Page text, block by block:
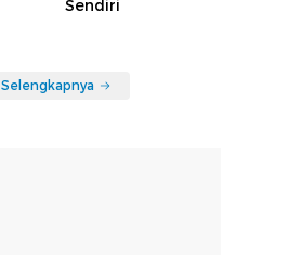
Sendiri
Selengkapnya